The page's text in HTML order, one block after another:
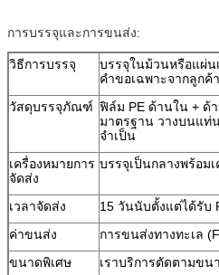
การบรรจุและการขนส่ง:
วิธีการบรรจุ
บรรจุในม้วนหรือแผ่น
คำขอเฉพาะจากลูกค้า
วัสดุบรรจุภัณฑ์ ฟิล์ม PE ด้านใน + ด้
มาตรฐาน วางบนแท่
จำเป็น
เครื่องหมายการ
จัดส่ง
บรรจุเป็นกลางพร้อม
เวลาจัดส่ง
15 วันนับตั้งแต่ได้รับ
ค่าขนส่ง
การขนส่งทางทะเล
ขนาดพิเศษ
เราบริการตัดตามขน